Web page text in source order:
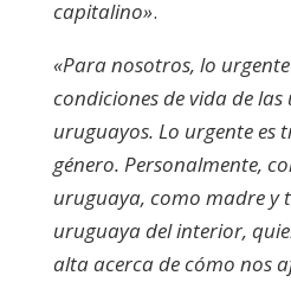
capitalino».
«Para nosotros, lo urgente
condiciones de vida de
uruguayos. Lo urgente es
género. Personalmente,
uruguaya, como madre y
uruguaya del interior,
alta acerca de cómo nos